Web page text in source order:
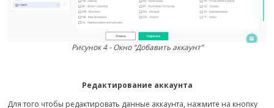
Рисунок 4 - Окно “Добавить аккаунт”
Редактирование аккаунта
Для того чтобы редактировать данные аккаунта, нажмите на кнопку